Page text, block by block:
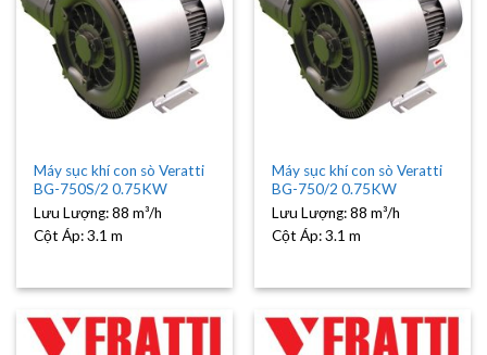
Máy sục khí con sò Veratti
BG-750S/2 0.75KW
Lưu Lượng:88 m³/h
Cột Áp:3.1 m
Máy sục khí con sò Veratti
BG-750/2 0.75KW
Lưu Lượng:88 m³/h
Cột Áp:3.1 m